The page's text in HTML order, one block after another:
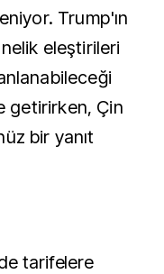
Trump'ın
eleştirileri
getirirken, Çin
bir yanıt
tarifelere